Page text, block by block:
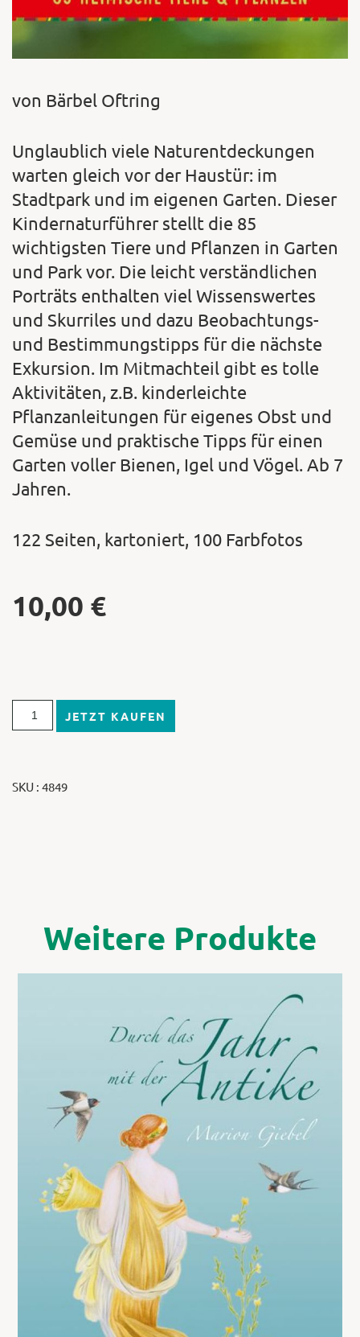
von Bärbel Oftring
Unglaublich viele Naturentdeckungen
warten gleich vor der Haustür: im
Stadtpark und im eigenen Garten. Dieser
Kindernaturführer stellt die 85
wichtigsten Tiere und Pflanzen in Garten
und Park vor. Die leicht verständlichen
Porträts enthalten viel Wissenswertes
und Skurriles und dazu Beobachtungs-
und Bestimmungstipps für die nächste
Exkursion. Im Mitmachteil gibt es tolle
Aktivitäten, z.B. kinderleichte
Pflanzanleitungen für eigenes Obst und
Gemüse und praktische Tipps für einen
Garten voller Bienen, Igel und Vögel. Ab 7
Jahren.
122 Seiten, kartoniert, 100 Farbfotos
10,00 €
JETZT KAUFEN
SKU : 4849
Weitere Produkte